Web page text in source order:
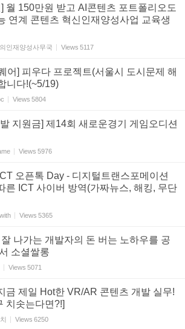
월 150만원 받고 AI콘텐츠 포트폴리오도
연계 콘텐츠 혁신인재양성사업 교육생
인재양성사무국 Views 5117
어] 피우다 프로젝트(서울시 도시문제 해
니다!(~5/19)
Views 5804
지원금] 제14회 새로운경기 게임오디션
Views 5976
오픈톡 Day - 디지털트랜스포메이션
른 ICT 사이버 방역(가짜뉴스, 해킹, 무단
Views 5365
나가는 개발자의 돈 버는 노하우를 공
소셜쌀롱
Views 5071
금 제일 Hot한 VR/AR 콘텐츠 개발 실무!
치솟는다면?!]
Views 6250